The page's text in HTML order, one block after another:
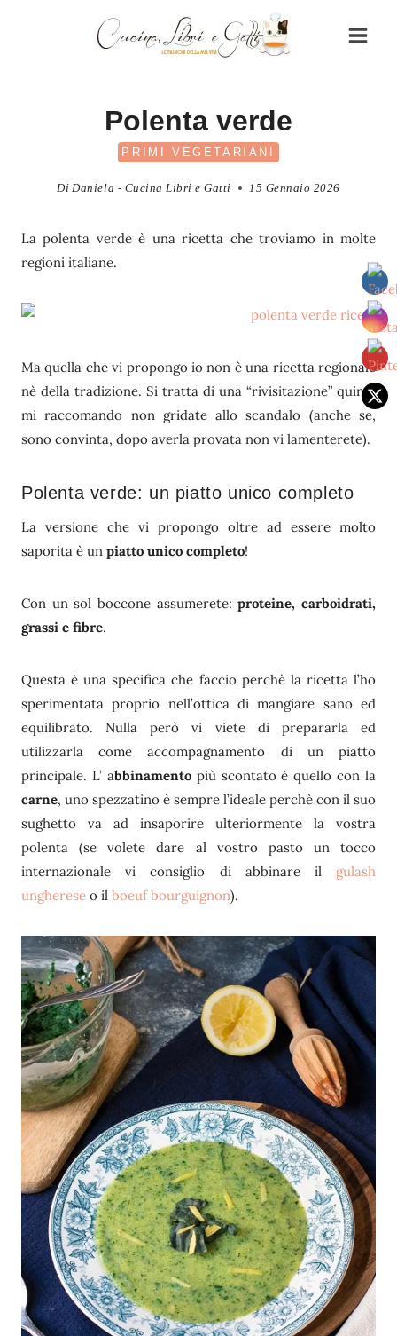
Polenta verde
PRIMI VEGETARIANI
Di Daniela - Cucina Libri e Gatti 15 Gennaio 2026
La polenta verde è una ricetta che troviamo in molte
regioni italiane.
Ma quella che vi propongo io non è una ricetta regionale
nè della tradizione. Si tratta di una “rivisitazione” quindi
mi raccomando non gridate allo scandalo (anche se,
sono convinta, dopo averla provata non vi lamenterete).
Polenta verde: un piatto unico completo
La versione che vi propongo oltre ad essere molto
saporita è un piatto unico completo!
Con un sol boccone assumerete:proteine, carboidrati,
grassi e fibre.
Questa è una specifica che faccio perchè la ricetta l’ho
sperimentata proprio nell’ottica di mangiare sano ed
equilibrato. Nulla però vi viete di prepararla ed
utilizzarla come accompagnamento di un piatto
principale. L’ abbinamentopiù scontato è quello con la
carne, uno spezzatino è sempre l’ideale perchè con il suo
sughetto va ad insaporire ulteriormente la vostra
polenta (se volete dare al vostro pasto un tocco
internazionale vi consiglio di abbinare il gulash
ungherese o il boeuf bourguignon).